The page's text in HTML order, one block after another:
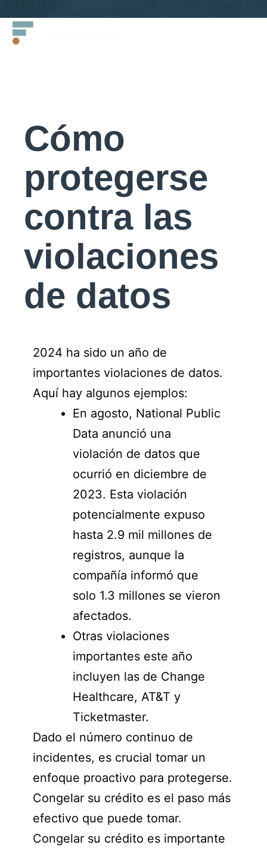
Francis
LLC.
Cómo
protegerse
contra las
violaciones
de datos
2024 ha sido un año de
importantes violaciones de datos.
Aquí hay algunos ejemplos:
En agosto, National Public
Data anunció una
violación de datos que
ocurrió en diciembre de
2023. Esta violación
potencialmente expuso
hasta 2.9 mil millones de
registros, aunque la
compañía informó que
solo 1.3 millones se vieron
afectados.
Otras violaciones
importantes este año
incluyen las de Change
Healthcare, AT&T y
Ticketmaster.
Dado el número continuo de
incidentes, es crucial tomar un
enfoque proactivo para protegerse.
Congelar su crédito es el paso más
efectivo que puede tomar.
Congelar su crédito es importante